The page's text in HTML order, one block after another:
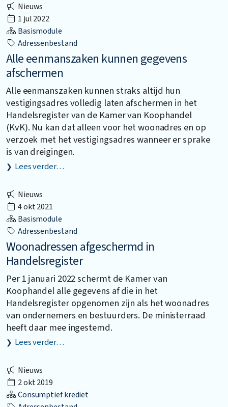
Nieuws
1 jul 2022
Basismodule
Adressenbestand
Alle eenmanszaken kunnen gegevens
afschermen
Alle eenmanszaken kunnen straks altijd hun
vestigingsadres volledig laten afschermen in het
Handelsregister van de Kamer van Koophandel
(KvK). Nu kan dat alleen voor het woonadres en op
verzoek met het vestigingsadres wanneer er sprake
is van dreigingen.
Lees verder…
Nieuws
4 okt 2021
Basismodule
Adressenbestand
Woonadressen afgeschermd in
Handelsregister
Per 1 januari 2022 schermt de Kamer van
Koophandel alle gegevens af die in het
Handelsregister opgenomen zijn als het woonadres
van ondernemers en bestuurders. De ministerraad
heeft daar mee ingestemd.
Lees verder…
Nieuws
2 okt 2019
Consumptief krediet